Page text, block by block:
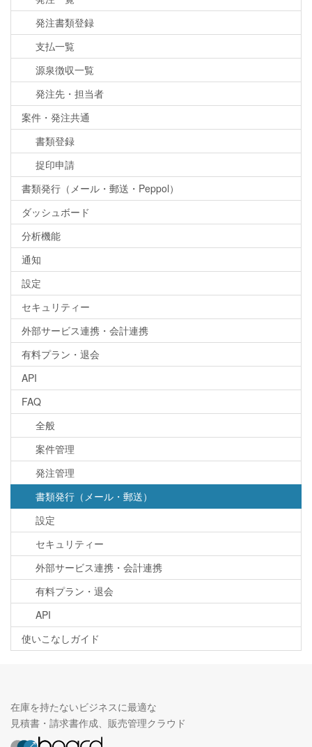
発注書類登録
支払一覧
源泉徴収一覧
発注先・担当者
案件・発注共通
書類登録
捉印申請
書類発行（メール・郵送・Peppol）
ダッシュボード
分析機能
通知
設定
セキュリティー
外部サービス連携・会計連携
有料プラン・退会
API
FAQ
全般
案件管理
発注管理
書類発行（メール・郵送）
設定
セキュリティー
外部サービス連携・会計連携
有料プラン・退会
API
使いこなしガイド
在庫を持たないビジネスに最適な
見積書・請求書作成、販売管理クラウド